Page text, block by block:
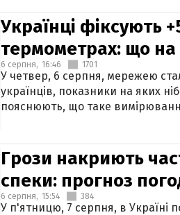
Українці фіксують
термометрах: що
6 серпня, 16:46 1701
У четвер, 6 серпня, мережею
українців, показники на яких
пояснюють, що таке
Грози накриють
спеки: прогноз
6 серпня, 15:54 384
У п'ятницю, 7 серпня, в Україні